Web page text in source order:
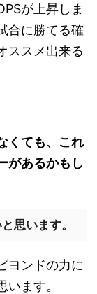
が上昇しま
合に勝てる確
ススメ出来る
くても、これ
があるかもし
思います。
ヨンドの力に
ます。